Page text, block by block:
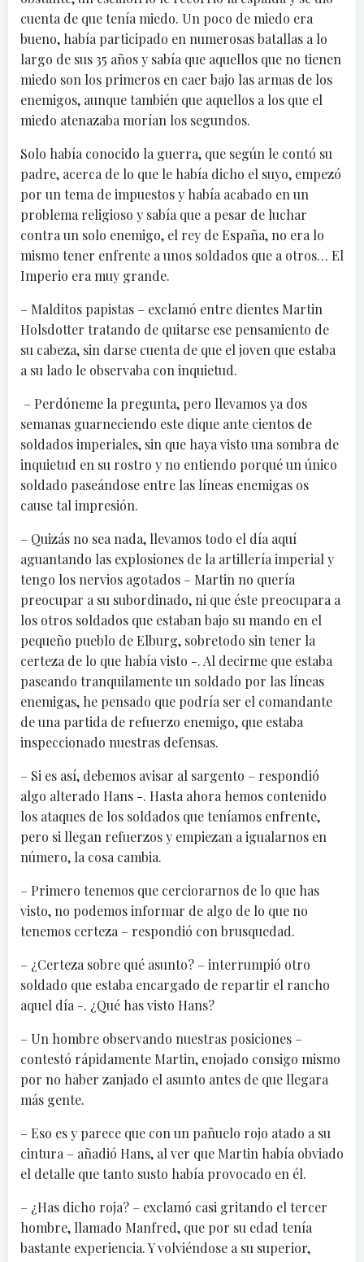
cuenta de que tenía miedo. Un poco de miedo era
bueno, había participado en numerosas batallas a lo
largo de sus 35 años y sabía que aquellos que no tienen
miedo son los primeros en caer bajo las armas de los
enemigos, aunque también que aquellos a los que el
miedo atenazaba morían los segundos.
Solo había conocido la guerra, que según le contó su
padre, acerca de lo que le había dicho el suyo, empezó
por un tema de impuestos y había acabado en un
problema religioso y sabía que a pesar de luchar
contra un solo enemigo, el rey de España, no era lo
mismo tener enfrente a unos soldados que a otros… El
Imperio era muy grande.
– Malditos papistas – exclamó entre dientes Martin
Holsdotter tratando de quitarse ese pensamiento de
su cabeza, sin darse cuenta de que el joven que estaba
a su lado le observaba con inquietud.
– Perdóneme la pregunta, pero llevamos ya dos
semanas guarneciendo este dique ante cientos de
soldados imperiales, sin que haya visto una sombra de
inquietud en su rostro y no entiendo porqué un único
soldado paseándose entre las líneas enemigas os
cause tal impresión.
– Quizás no sea nada, llevamos todo el día aquí
aguantando las explosiones de la artillería imperial y
tengo los nervios agotados – Martin no quería
preocupar a su subordinado, ni que éste preocupara a
los otros soldados que estaban bajo su mando en el
pequeño pueblo de Elburg, sobretodo sin tener la
certeza de lo que había visto -. Al decirme que estaba
paseando tranquilamente un soldado por las líneas
enemigas, he pensado que podría ser el comandante
de una partida de refuerzo enemigo, que estaba
inspeccionado nuestras defensas.
– Si es así, debemos avisar al sargento – respondió
algo alterado Hans -. Hasta ahora hemos contenido
los ataques de los soldados que teníamos enfrente,
pero si llegan refuerzos y empiezan a igualarnos en
número, la cosa cambia.
– Primero tenemos que cerciorarnos de lo que has
visto, no podemos informar de algo de lo que no
tenemos certeza – respondió con brusquedad.
– ¿Certeza sobre qué asunto? – interrumpió otro
soldado que estaba encargado de repartir el rancho
aquel día -. ¿Qué has visto Hans?
– Un hombre observando nuestras posiciones –
contestó rápidamente Martin, enojado consigo mismo
por no haber zanjado el asunto antes de que llegara
más gente.
– Eso es y parece que con un pañuelo rojo atado a su
cintura – añadió Hans, al ver que Martin había obviado
el detalle que tanto susto había provocado en él.
– ¿Has dicho roja? – exclamó casi gritando el tercer
hombre, llamado Manfred, que por su edad tenía
bastante experiencia. Y volviéndose a su superior,